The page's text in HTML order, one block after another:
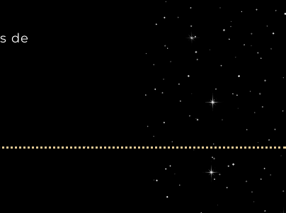
de